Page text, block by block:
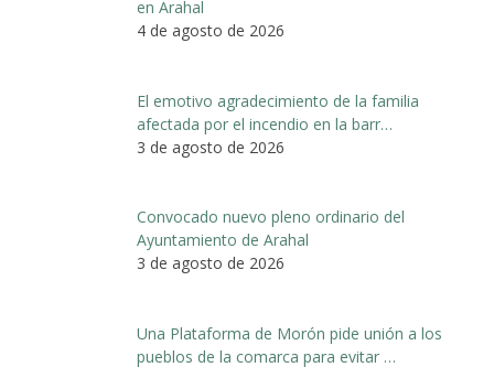
en Arahal
4 de agosto de 2026
El emotivo agradecimiento de la familia
afectada por el incendio en la barr…
3 de agosto de 2026
Convocado nuevo pleno ordinario del
Ayuntamiento de Arahal
3 de agosto de 2026
Una Plataforma de Morón pide unión a los
pueblos de la comarca para evitar …